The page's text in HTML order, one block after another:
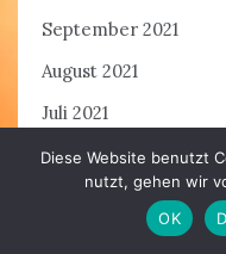
September 2021
August 2021
Juli 2021
Juni 2021
Diese Website benutzt
nutzt, gehen wir
OK